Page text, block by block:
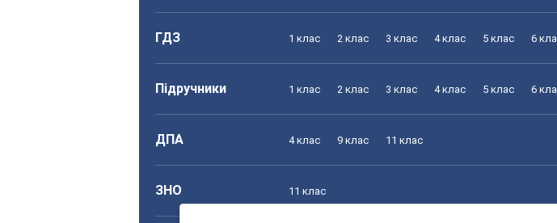
ГДЗ 1 клас 2 клас 3 клас 4 клас 5 клас 6
Підручники 1 клас 2 клас 3 клас 4 клас 5 клас 6
ДПА 4 клас 9 клас 11 клас
ЗНО 11 клас